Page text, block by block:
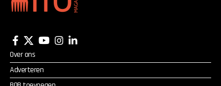
Over ons
Adverteren